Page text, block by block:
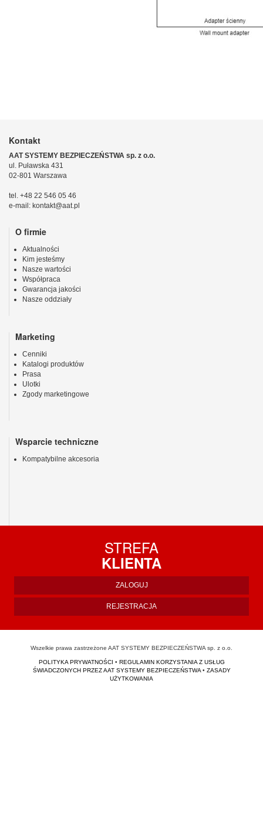
Kontakt
AAT SYSTEMY BEZPIECZEŃSTWA sp. z o.o.
ul. Puławska 431
02-801 Warszawa
tel. +48 22 546 05 46
e-mail: kontakt@aat.pl
O firmie
Aktualności
Kim jesteśmy
Nasze wartości
Współpraca
Gwarancja jakości
Nasze oddziały
Marketing
Cenniki
Katalogi produktów
Prasa
Ulotki
Zgody marketingowe
Wsparcie techniczne
Kompatybilne akcesoria
STREFA
KLIENTA
ZALOGUJ
REJESTRACJA
Wszelkie prawa zastrzeżone AAT SYSTEMY BEZPIECZEŃSTWA sp. z o.o.
POLITYKA PRYWATNOŚCI • REGULAMIN KORZYSTANIA Z USŁUG
ŚWIADCZONYCH PRZEZ AAT SYSTEMY BEZPIECZEŃSTWA• ZASADY
UŻYTKOWANIA